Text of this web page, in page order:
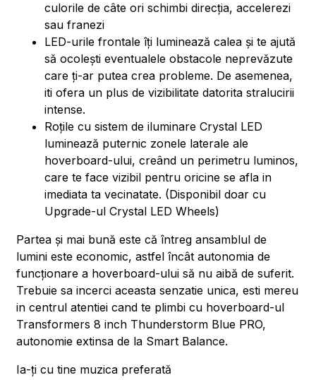
culorile de câte ori schimbi direcția, accelerezi
sau franezi
LED-urile frontale îți luminează calea și te ajută
să ocolești eventualele obstacole neprevăzute
care ți-ar putea crea probleme. De asemenea,
iti ofera un plus de vizibilitate datorita stralucirii
intense.
Roțile cu sistem de iluminare Crystal LED
luminează puternic zonele laterale ale
hoverboard-ului, creând un perimetru luminos,
care te face vizibil pentru oricine se afla in
imediata ta vecinatate. (Disponibil doar cu
Upgrade-ul Crystal LED Wheels)
Partea și mai bună este că întreg ansamblul de
lumini este economic, astfel încât autonomia de
funcționare a hoverboard-ului să nu aibă de suferit.
Trebuie sa incerci aceasta senzatie unica, esti mereu
in centrul atentiei cand te plimbi cu hoverboard-ul
Transformers 8 inch Thunderstorm Blue PRO,
autonomie extinsa de la Smart Balance.
Ia-ți cu tine muzica preferată